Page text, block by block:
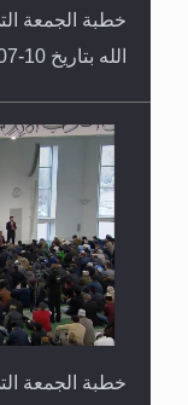
خطبة الجمعة
الله بتاريخ 10-07-2026
خطبة الجمعة